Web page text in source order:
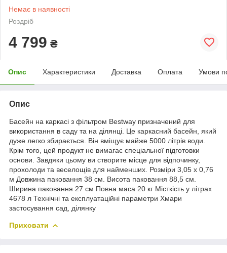
Немає в наявності
Роздріб
4 799 ₴
Опис Характеристики Доставка Оплата Умови
Опис
Басейн на каркасі з фільтром Bestway призначений для
використання в саду та на ділянці. Це каркасний басейн, який
дуже легко збирається. Він вміщує майже 5000 літрів води.
Крім того, цей продукт не вимагає спеціальної підготовки
основи. Завдяки цьому ви створите місце для відпочинку,
прохолоди та веселощів для найменших. Розміри 3,05 х 0,76
м Довжина паковання 38 см. Висота паковання 88,5 см.
Ширина паковання 27 см Повна маса 20 кг Місткість у літрах
4678 л Технічні та експлуатаційні параметри Хмари
застосування сад, ділянку
Приховати